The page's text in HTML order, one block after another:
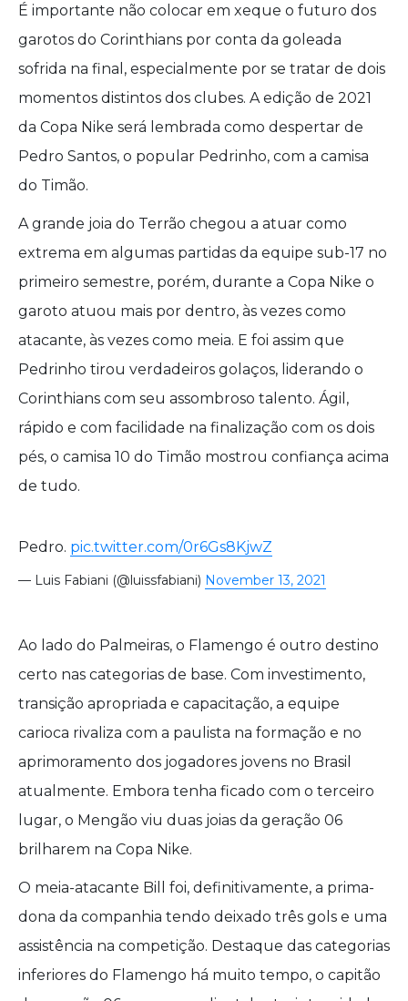
É importante não colocar em xeque o futuro dos
garotos do Corinthians por conta da goleada
sofrida na final, especialmente por se tratar de dois
momentos distintos dos clubes. A edição de 2021
da Copa Nike será lembrada como despertar de
Pedro Santos, o popular Pedrinho, com a camisa
do Timão.
A grande joia do Terrão chegou a atuar como
extrema em algumas partidas da equipe sub-17 no
primeiro semestre, porém, durante a Copa Nike o
garoto atuou mais por dentro, às vezes como
atacante, às vezes como meia. E foi assim que
Pedrinho tirou verdadeiros golaços, liderando o
Corinthians com seu assombroso talento. Ágil,
rápido e com facilidade na finalização com os dois
pés, o camisa 10 do Timão mostrou confiança acima
de tudo.
Pedro. pic.twitter.com/0r6Gs8KjwZ
— Luis Fabiani (@luissfabiani) November 13, 2021
Ao lado do Palmeiras, o Flamengo é outro destino
certo nas categorias de base. Com investimento,
transição apropriada e capacitação, a equipe
carioca rivaliza com a paulista na formação e no
aprimoramento dos jogadores jovens no Brasil
atualmente. Embora tenha ficado com o terceiro
lugar, o Mengão viu duas joias da geração 06
brilharem na Copa Nike.
O meia-atacante Bill foi, definitivamente, a prima-
dona da companhia tendo deixado três gols e uma
assistência na competição. Destaque das categorias
inferiores do Flamengo há muito tempo, o capitão